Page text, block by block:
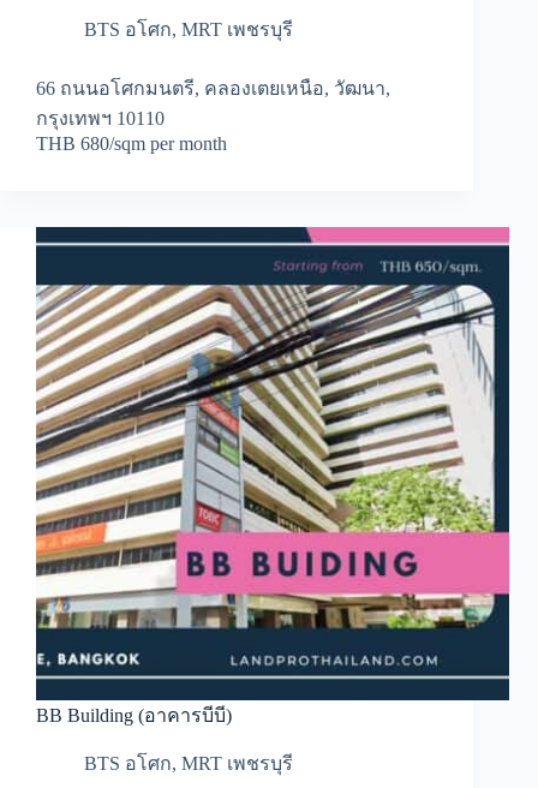
BTS อโศก, MRT เพชรบุรี
66 ถนนอโศกมนตรี, คลองเตยเหนือ, วัฒนา,
กรุงเทพฯ 10110
THB 680/sqm per month
BB Building (อาคารบีบี)
BTS อโศก, MRT เพชรบุรี